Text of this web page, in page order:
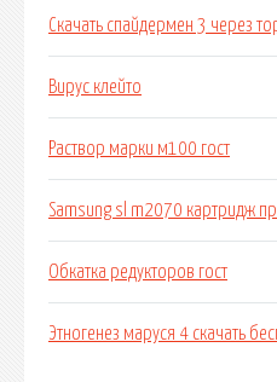
Скачать спайдермен 3 через
Вирус клейто
Раствор марки м100 гост
Samsung sl m2070 картридж
Обкатка редукторов гост
Этногенез маруся 4 скачать